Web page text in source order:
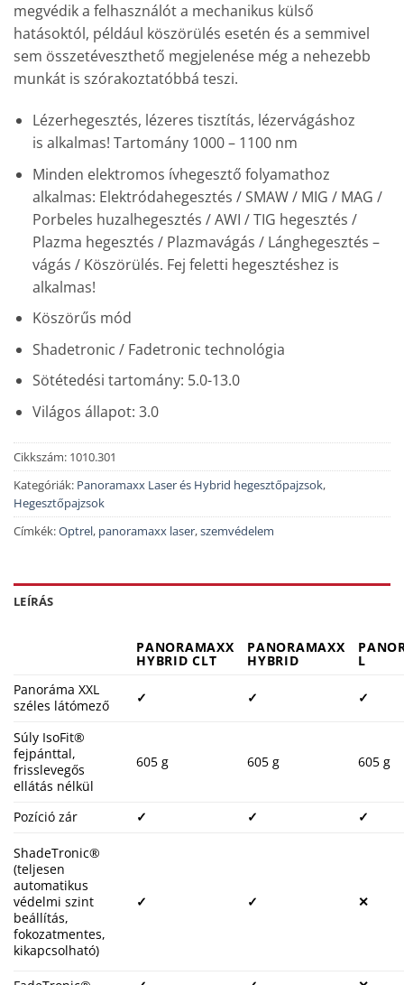
megvédik a felhasználót a mechanikus külső
hatásoktól, például köszörülés esetén és a semmivel
sem összetéveszthető megjelenése még a nehezebb
munkát is szórakoztatóbbá teszi.
Lézerhegesztés, lézeres tisztítás, lézervágáshoz
is alkalmas! Tartomány 1000 – 1100 nm
Minden elektromos ívhegesztő folyamathoz
alkalmas: Elektródahegesztés / SMAW / MIG / MAG /
Porbeles huzalhegesztés / AWI / TIG hegesztés /
Plazma hegesztés / Plazmavágás / Lánghegesztés –
vágás / Köszörülés. Fej feletti hegesztéshez is
alkalmas!
Köszörűs mód
Shadetronic / Fadetronic technológia
Sötétedési tartomány: 5.0-13.0
Világos állapot: 3.0
Cikkszám: 1010.301
Kategóriák: Panoramaxx Laser és Hybrid hegesztőpajzsok,
Hegesztőpajzsok
Címkék:Optrel, panoramaxx laser,szemvédelem
LEÍRÁS
PANORAMAXX
HYBRID CLT
PANORAMAXX
HYBRID
L
Panoráma XXL
széles látómező
✓ ✓ ✓
Súly IsoFit®
fejpánttal,
frisslevegős
ellátás nélkül
605 g 605 g 605 g
Pozíció zár ✓ ✓ ✓
ShadeTronic®
(teljesen
automatikus
védelmi szint
beállítás,
fokozatmentes,
kikapcsolható)
✓ ✓ ✕